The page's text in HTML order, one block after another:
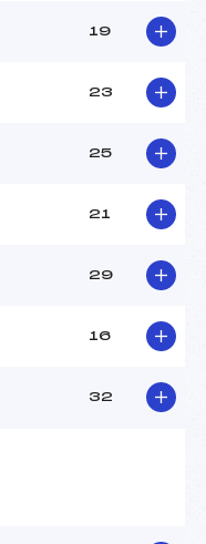
TEADI (CA)
105.3900
19
23
25
21
29
16
32